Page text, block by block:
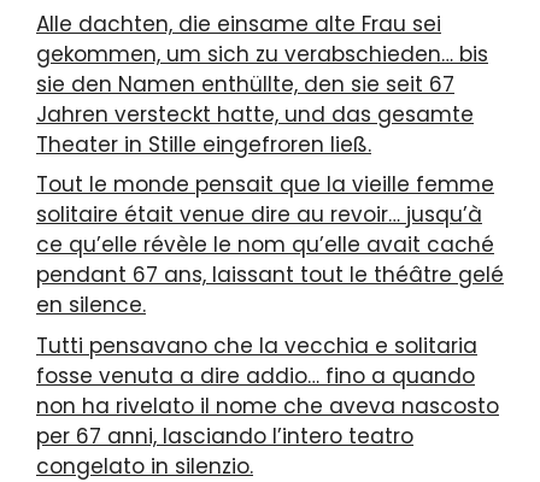
Alle dachten, die einsame alte Frau sei
gekommen, um sich zu verabschieden… bis
sie den Namen enthüllte, den sie seit 67
Jahren versteckt hatte, und das gesamte
Theater in Stille eingefroren ließ.
Tout le monde pensait que la vieille femme
solitaire était venue dire au revoir… jusqu’à
ce qu’elle révèle le nom qu’elle avait caché
pendant 67 ans, laissant tout le théâtre gelé
en silence.
Tutti pensavano che la vecchia e solitaria
fosse venuta a dire addio… fino a quando
non ha rivelato il nome che aveva nascosto
per 67 anni, lasciando l’intero teatro
congelato in silenzio.